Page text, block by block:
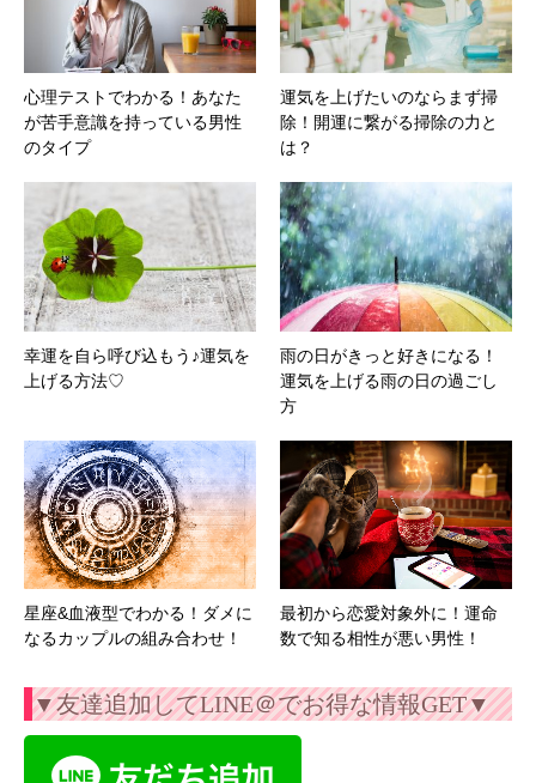
心理テストでわかる！あなた
が苦手意識を持っている男性
のタイプ
運気を上げたいのならまず掃
除！開運に繋がる掃除の力と
は？
幸運を自ら呼び込もう♪運気を
上げる方法♡
雨の日がきっと好きになる！
運気を上げる雨の日の過ごし
方
星座&血液型でわかる！ダメに
なるカップルの組み合わせ！
最初から恋愛対象外に！運命
数で知る相性が悪い男性！
▼友達追加してLINE＠でお得な情報GET▼